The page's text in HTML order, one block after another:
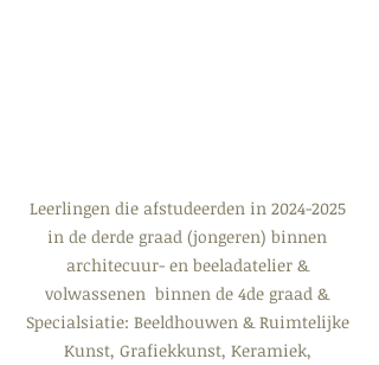
Leerlingen die afstudeerden in 2024-2025
in de derde graad (jongeren) binnen
architecuur- en beeladatelier &
volwassenen  binnen de 4de graad &
Specialsiatie: Beeldhouwen & Ruimtelijke
Kunst, Grafiekkunst, Keramiek,